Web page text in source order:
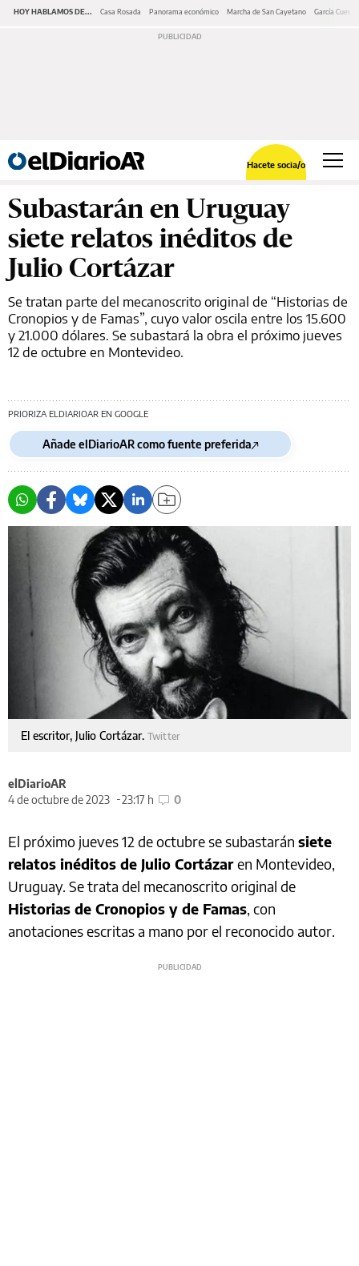
HOY HABLAMOS DE... Casa Rosada Panorama económico Marcha de San Cayetano García Cuerva
Hacete socia/o
Subastarán en Uruguay
siete relatos inéditos de
Julio Cortázar
Se tratan parte del mecanoscrito original de “Historias de
Cronopios y de Famas”, cuyo valor oscila entre los 15.600
y 21.000 dólares. Se subastará la obra el próximo jueves
12 de octubre en Montevideo.
PRIORIZA ELDIARIOAR EN GOOGLE
Añade elDiarioAR como fuente preferida
El escritor, Julio Cortázar. Twitter
elDiarioAR
4 de octubre de 2023
23:17 h 0
El próximo jueves 12 de octubre se subastarán siete
relatos inéditos de Julio Cortázaren Montevideo,
Uruguay. Se trata del mecanoscrito original de
Historias de Cronopios y de Famas, con
anotaciones escritas a mano por el reconocido autor.